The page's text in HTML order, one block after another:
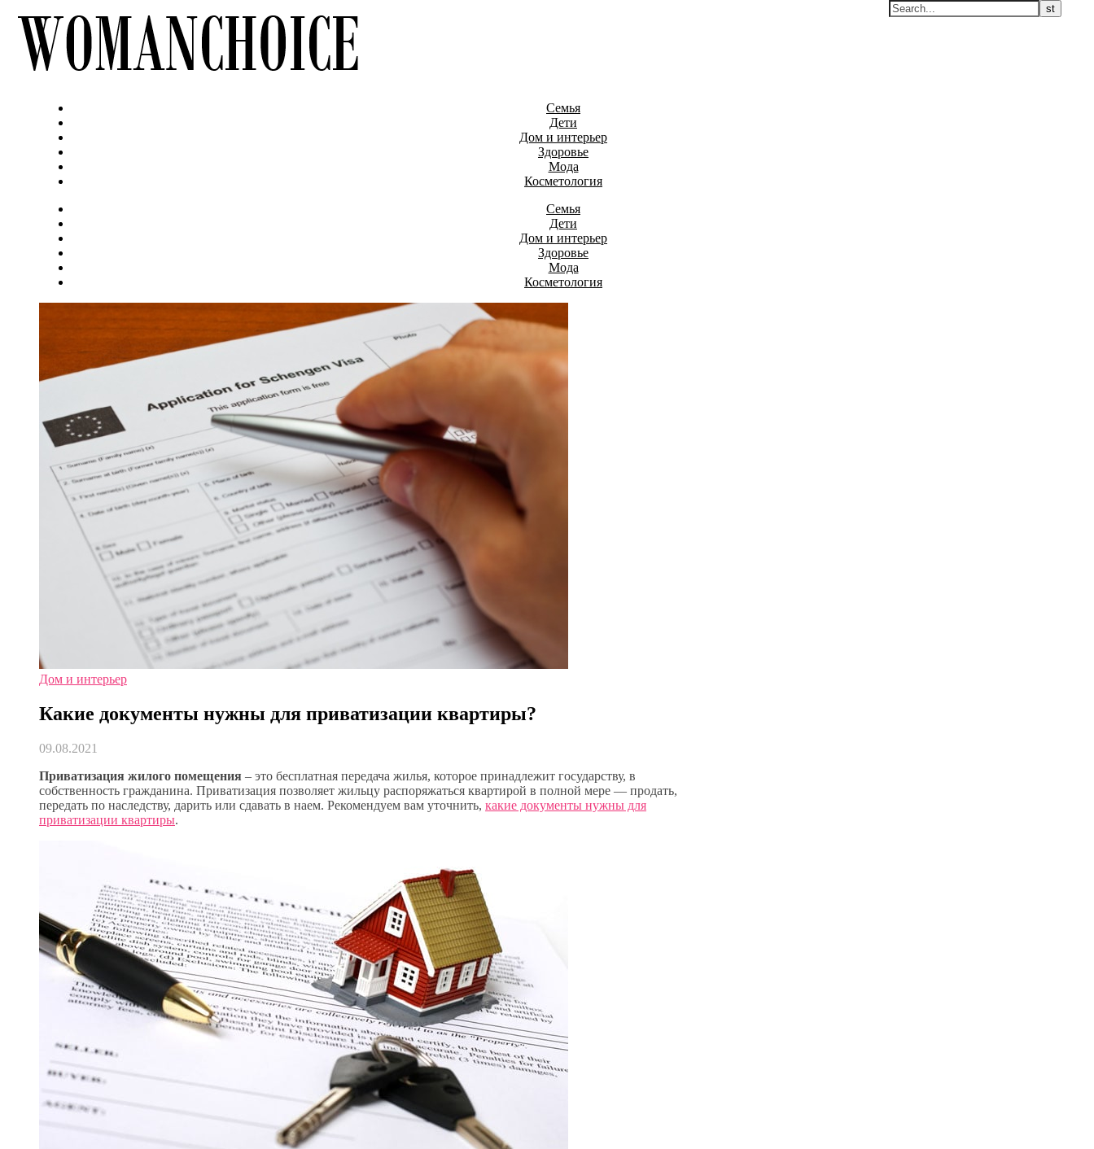
Семья
Дети
Дом и интерьер
Здоровье
Мода
Косметология
Семья
Дети
Дом и интерьер
Здоровье
Мода
Косметология
Дом и интерьер
Какие документы нужны для приватизации квартиры?
09.08.2021
Приватизация жилого помещения – это бесплатная передача жилья, которое принадлежит государству, в
собственность гражданина. Приватизация позволяет жильцу распоряжаться квартирой в полной мере — продать,
передать по наследству, дарить или сдавать в наем. Рекомендуем вам уточнить, какие документы нужны для
приватизации квартиры.